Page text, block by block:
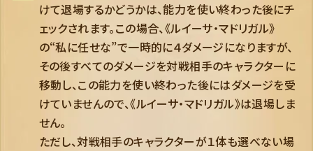
けて退場するかどうかは、能力を使い終わった後にチ
ェックされます。この場合、《ルイーサ・マドリガル》
の“私に任せな”で一時的に４ダメージになりますが、
その後すべてのダメージを対戦相手のキャラクターに
移動し、この能力を使い終わった後にはダメージを受
けていませんので、《ルイーサ・マドリガル》は退場しま
せん。
ただし、対戦相手のキャラクターが１体も選べない場